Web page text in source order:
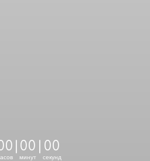
0 00
минут
00
секунд